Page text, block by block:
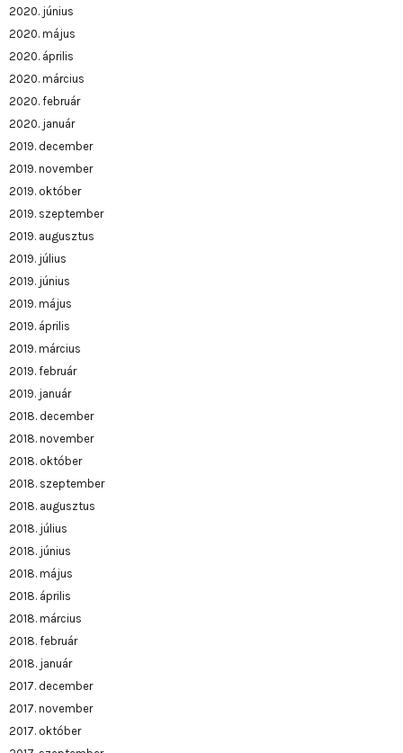
2020. június
2020. május
2020. április
2020. március
2020. február
2020. január
2019. december
2019. november
2019. október
2019. szeptember
2019. augusztus
2019. július
2019. június
2019. május
2019. április
2019. március
2019. február
2019. január
2018. december
2018. november
2018. október
2018. szeptember
2018. augusztus
2018. július
2018. június
2018. május
2018. április
2018. március
2018. február
2018. január
2017. december
2017. november
2017. október